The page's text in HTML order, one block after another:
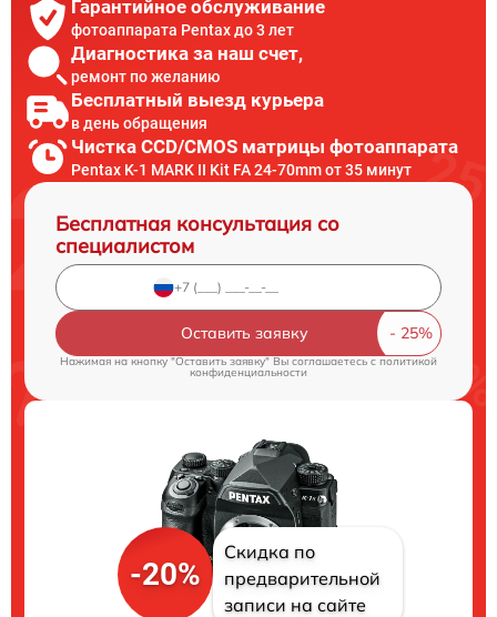
Гарантийное обслуживание
фотоаппарата Pentax до 3 лет
Диагностика за наш счет,
ремонт по желанию
Бесплатный выезд курьера
в день обращения
Чистка CCD/CMOS матрицы фотоаппарата
Pentax K-1 MARK II Kit FA 24-70mm от 35 минут
Бесплатная консультация со
специалистом
Оставить заявку
Нажимая на кнопку "Оставить заявку" Вы соглашаетесь cполитикой
конфиденциальности
-20%
Скидка по
предварительной
записи на сайте